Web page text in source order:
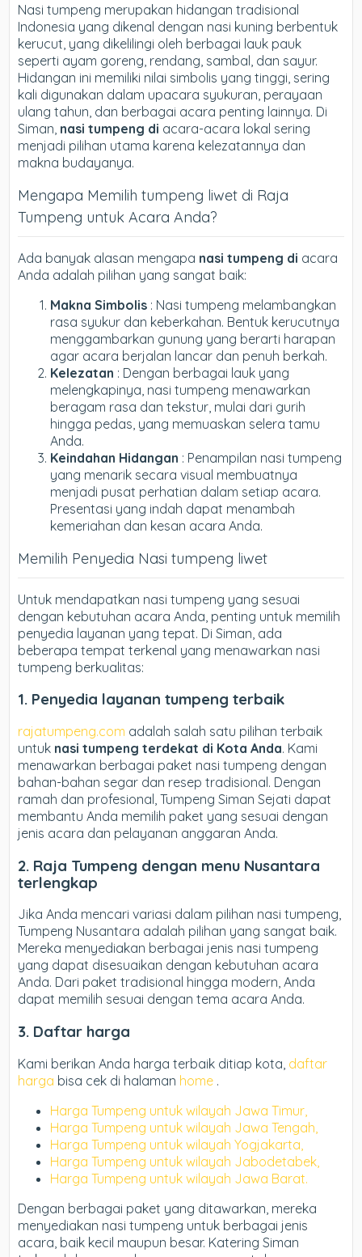
Nasi tumpeng merupakan hidangan tradisional
Indonesia yang dikenal dengan nasi kuning berbentuk
kerucut, yang dikelilingi oleh berbagai lauk pauk
seperti ayam goreng, rendang, sambal, dan sayur.
Hidangan ini memiliki nilai simbolis yang tinggi, sering
kali digunakan dalam upacara syukuran, perayaan
ulang tahun, dan berbagai acara penting lainnya. Di
Siman, nasi tumpeng di acara-acara lokal sering
menjadi pilihan utama karena kelezatannya dan
makna budayanya.
Mengapa Memilih tumpeng liwet di Raja
Tumpeng untuk Acara Anda?
Ada banyak alasan mengapa nasi tumpeng di acara
Anda adalah pilihan yang sangat baik:
Makna Simbolis : Nasi tumpeng melambangkan
rasa syukur dan keberkahan. Bentuk kerucutnya
menggambarkan gunung yang berarti harapan
agar acara berjalan lancar dan penuh berkah.
Kelezatan : Dengan berbagai lauk yang
melengkapinya, nasi tumpeng menawarkan
beragam rasa dan tekstur, mulai dari gurih
hingga pedas, yang memuaskan selera tamu
Anda.
Keindahan Hidangan : Penampilan nasi tumpeng
yang menarik secara visual membuatnya
menjadi pusat perhatian dalam setiap acara.
Presentasi yang indah dapat menambah
kemeriahan dan kesan acara Anda.
Memilih Penyedia Nasi tumpeng liwet
Untuk mendapatkan nasi tumpeng yang sesuai
dengan kebutuhan acara Anda, penting untuk memilih
penyedia layanan yang tepat. Di Siman, ada
beberapa tempat terkenal yang menawarkan nasi
tumpeng berkualitas:
1. Penyedia layanan tumpeng terbaik
rajatumpeng.com adalah salah satu pilihan terbaik
untuk nasi tumpeng terdekat di Kota Anda. Kami
menawarkan berbagai paket nasi tumpeng dengan
bahan-bahan segar dan resep tradisional. Dengan
ramah dan profesional, Tumpeng Siman Sejati dapat
membantu Anda memilih paket yang sesuai dengan
jenis acara dan pelayanan anggaran Anda.
2. Raja Tumpeng dengan menu Nusantara
terlengkap
Jika Anda mencari variasi dalam pilihan nasi tumpeng,
Tumpeng Nusantara adalah pilihan yang sangat baik.
Mereka menyediakan berbagai jenis nasi tumpeng
yang dapat disesuaikan dengan kebutuhan acara
Anda. Dari paket tradisional hingga modern, Anda
dapat memilih sesuai dengan tema acara Anda.
3. Daftar harga
Kami berikan Anda harga terbaik ditiap kota, daftar
harga bisa cek di halaman home .
Harga Tumpeng untuk wilayah Jawa Timur,
Harga Tumpeng untuk wilayah Jawa Tengah,
Harga Tumpeng untuk wilayah Yogjakarta,
Harga Tumpeng untuk wilayah Jabodetabek,
Harga Tumpeng untuk wilayah Jawa Barat.
Dengan berbagai paket yang ditawarkan, mereka
menyediakan nasi tumpeng untuk berbagai jenis
acara, baik kecil maupun besar. Katering Siman